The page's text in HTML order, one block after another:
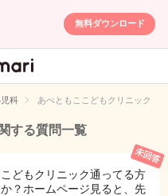
無料ダウンロード
QA
科 あべともここどもクリニック
する質問一覧
どもクリニック通ってる方
？ホームページ見ると、先
未回答